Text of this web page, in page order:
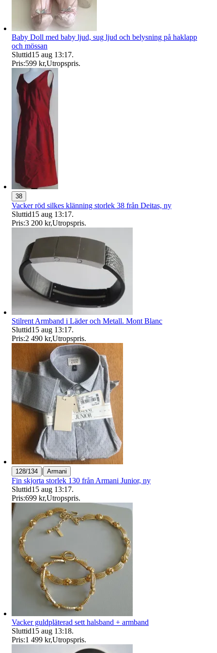
Baby Doll med baby ljud, sug ljud och belysning på haklapp
och mössan
Sluttid15 aug 13:17.
Pris:599 kr,Utropspris.
38
Vacker röd silkes klänning storlek 38 från Deitas, ny
Sluttid15 aug 13:17.
Pris:3 200 kr,Utropspris.
Stilrent Armband i Läder och Metall. Mont Blanc
Sluttid15 aug 13:17.
Pris:2 490 kr,Utropspris.
128/134 | Armani
Fin skjorta storlek 130 från Armani Junior, ny
Sluttid15 aug 13:17.
Pris:699 kr,Utropspris.
Vacker guldpläterad sett halsband + armband
Sluttid15 aug 13:18.
Pris:1 499 kr,Utropspris.